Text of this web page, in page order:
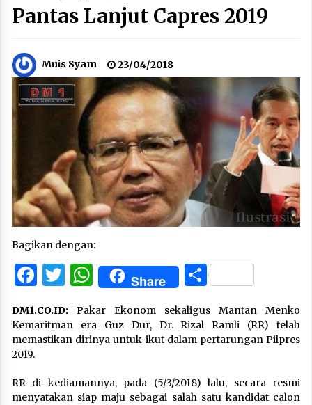
Pantas Lanjut Capres 2019
Muis Syam 23/04/2018
Bagikan dengan:
Facebook
Twitter
WhatsApp
Share Share
DM1.CO.ID: Pakar Ekonom sekaligus Mantan Menko
Kemaritman era Guz Dur, Dr. Rizal Ramli (RR) telah
memastikan dirinya untuk ikut dalam pertarungan Pilpres
2019.
RR di kediamannya, pada (5/3/2018) lalu, secara resmi
menyatakan siap maju sebagai salah satu kandidat calon